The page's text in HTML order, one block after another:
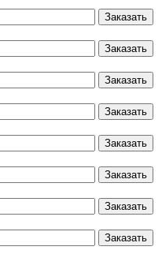
Заказать
Заказать
Заказать
Заказать
Заказать
Заказать
Заказать
Заказать